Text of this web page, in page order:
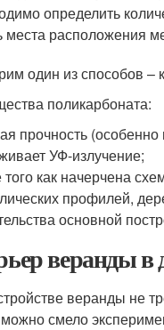
определить
места расположения
один из способов –
поликарбоната:
прочность
УФ-излучение;
как начерчена
профилей,
основной
веранды в
веранды не
смело